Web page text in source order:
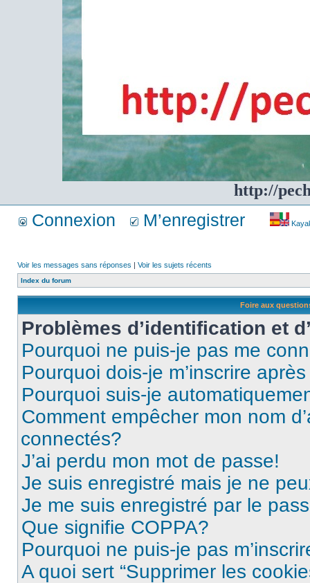
http://
Connexion M’enregistrer
Voir les messages sans réponses | Voir les sujets récents
Index du forum
Foire aux
Problèmes d’identification et
Pourquoi ne puis-je pas me
Pourquoi dois-je m’inscrire
Pourquoi suis-je
Comment empêcher mon nom
connectés?
J’ai perdu mon mot de passe!
Je suis enregistré mais je ne
Je me suis enregistré par le
Que signifie COPPA?
Pourquoi ne puis-je pas
A quoi sert “Supprimer les